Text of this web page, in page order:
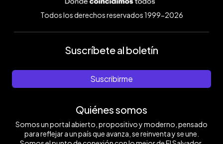
Todos los derechos reservados 1999-2026
Suscríbete al boletín
Suscribirme
Quiénes somos
Somos un portal abierto, propositivo y moderno, pensado
para reflejar a un país que avanza, se reinventa y se une.